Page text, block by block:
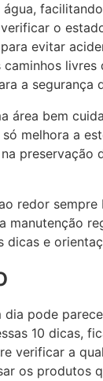
o
evitar
livres
a segurança
área bem
melhora a
preservação
redor
manutenção
dicas e
dia pode
10 dicas,
verificar a
os produtos